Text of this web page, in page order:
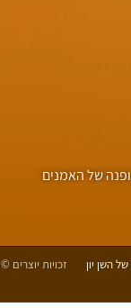
של האמנים
השן יון זכויות יוצרים © 2026 שן יון אמנויות הבמה. כל הזכויות שמורות